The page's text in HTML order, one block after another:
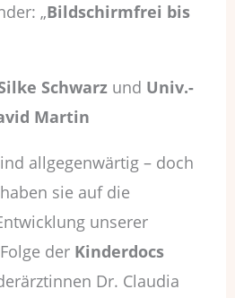
„Bildschirmfrei bis
Schwarzund Univ.-
Martin
allgegenwärtig – doch
sie auf die
unserer
der Kinderdocs
Dr. Claudia